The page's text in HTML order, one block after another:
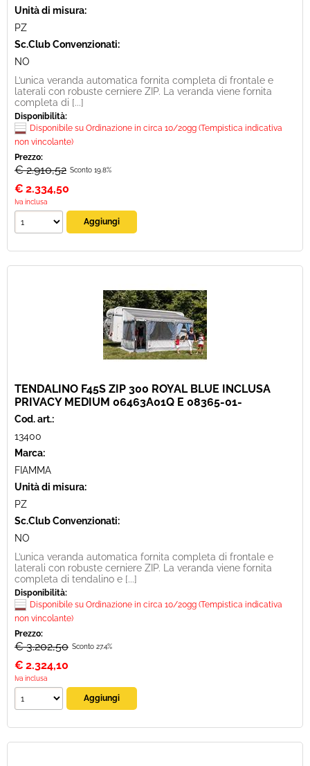
Unità di misura:
PZ
Sc.Club Convenzionati:
NO
L’unica veranda automatica fornita completa di frontale e
laterali con robuste cerniere ZIP. La veranda viene fornita
completa di [...]
Disponibilità:
Disponibile su Ordinazione in circa 10/20gg (Tempistica indicativa
non vincolante)
Prezzo:
€ 2.910,52 Sconto 19.8%
€ 2.334,50
Iva inclusa
TENDALINO F45S ZIP 300 ROYAL BLUE INCLUSA
PRIVACY MEDIUM 06463A01Q E 08365-01-
Cod. art.:
13400
Marca:
FIAMMA
Unità di misura:
PZ
Sc.Club Convenzionati:
NO
L’unica veranda automatica fornita completa di frontale e
laterali con robuste cerniere ZIP. La veranda viene fornita
completa di tendalino e [...]
Disponibilità:
Disponibile su Ordinazione in circa 10/20gg (Tempistica indicativa
non vincolante)
Prezzo:
€ 3.202,50 Sconto 27.4%
€ 2.324,10
Iva inclusa